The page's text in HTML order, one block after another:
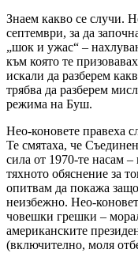
Знаем какво се случи.
септември, за да
„шок и ужас“ –
към която те
искали да разберем
трябва да разберем
режима на Буш.
Нео-коновете правеха
Те смятаха, че
сила от 1970-те насам
тяхното обяснение за
опитвам да покажа
неизбежно. Нео-
човешки грешки –
американските
(включително, моля